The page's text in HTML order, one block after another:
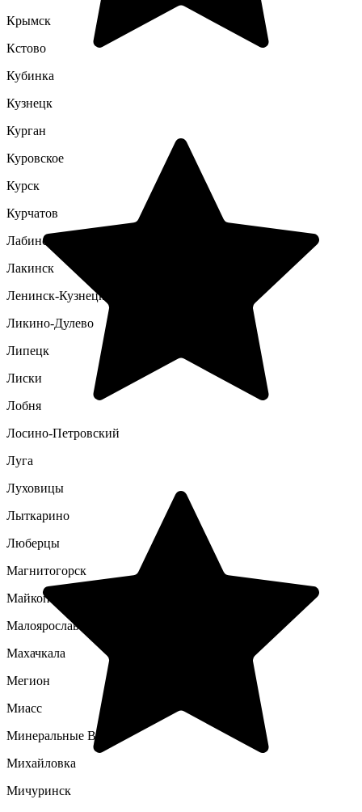
Крымск
Кстово
Кубинка
Кузнецк
Курган
Куровское
Курск
Курчатов
Лабинск
Лакинск
Ленинск-Кузнецкий
Ликино-Дулево
Липецк
Лиски
Лобня
Лосино-Петровский
Луга
Луховицы
Лыткарино
Люберцы
Магнитогорск
Майкоп
Малоярославец
Махачкала
Мегион
Миасс
Минеральные Воды
Михайловка
Мичуринск